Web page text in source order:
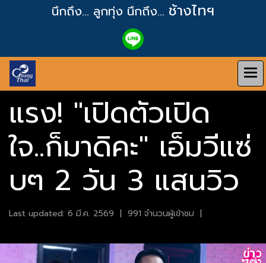
นึกถึง... ลูกทุ่ง นึกถึง... ช้างไทฯ
แรง! "เปิดตัวเปิด
ใจ..ก็มาดิคะ" เอ็มวีแซ่
บๆ 2 วัน 3 แสนวิว
Last updated: 6 มี.ค. 2569 | 991 จำนวนผู้เข้าชม |